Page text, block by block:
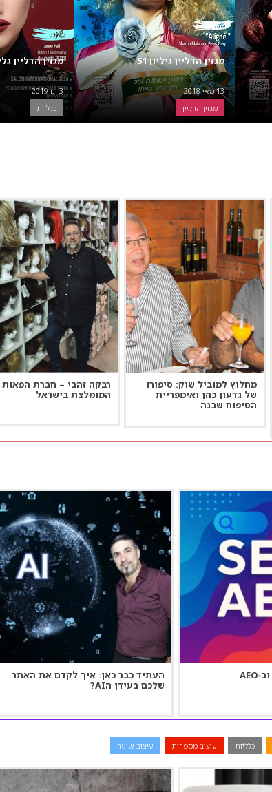
מגזין הדליין
3 ינו 2019
כלליות
מגזין הדליין גיליון 51
13 מאי 2018
מגזין הדליין
מחלוץ למוביל שוק: סיפורו
של גדעון כהן ואימפריית
הטיפוח שבנה
רבקה זהבי – חברת הפאות
המומלצת בישראל
העתיד כבר כאן: איך לקדם את האתר
שלכם בעידן הAI?
כלליות עיצוב מספרות עיצוב שיער